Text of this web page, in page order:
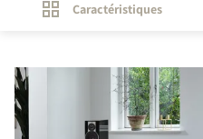
Caractéristiques